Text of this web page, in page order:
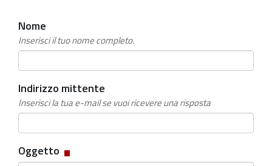
Nome
Inserisci il tuo nome completo.
Indirizzo mittente
Inserisci la tua e-mail se vuoi ricevere una risposta
Oggetto Campo